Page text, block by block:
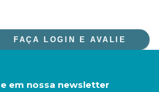
FAÇA LOGIN E AVALIE
em nossa newsletter